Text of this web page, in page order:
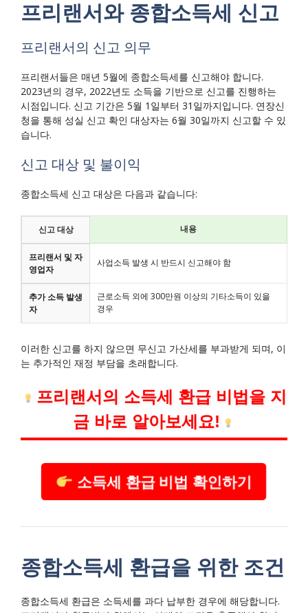
프리랜서와 종합소득세 신고
프리랜서의 신고 의무
프리랜서들은 매년 5월에 종합소득세를 신고해야 합니다.
2023년의 경우, 2022년도 소득을 기반으로 신고를 진행하는
시점입니다. 신고 기간은 5월 1일부터 31일까지입니다. 연장신
청을 통해 성실 신고 확인 대상자는 6월 30일까지 신고할 수 있
습니다.
신고 대상 및 불이익
종합소득세 신고 대상은 다음과 같습니다:
신고 대상 내용
프리랜서 및 자
영업자
사업소득 발생 시 반드시 신고해야 함
추가 소득 발생
자
근로소득 외에 300만원 이상의 기타소득이 있을
경우
이러한 신고를 하지 않으면 무신고 가산세를 부과받게 되며, 이
는 추가적인 재정 부담을 초래합니다.
프리랜서의 소득세 환급 비법을 지
금 바로 알아보세요!
소득세 환급 비법 확인하기
종합소득세 환급을 위한 조건
종합소득세 환급은 소득세를 과다 납부한 경우에 해당합니다.